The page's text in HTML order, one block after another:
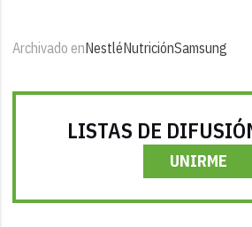
Archivado enNestléNutriciónSamsung
LISTAS DE
UNIRME